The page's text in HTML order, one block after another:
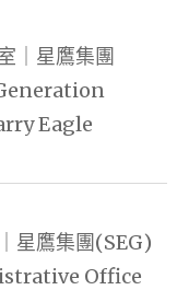
｜星鷹集團
Eagle
星鷹集團(SEG)
Office